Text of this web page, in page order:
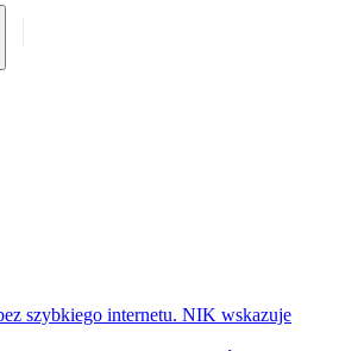
szybkiego internetu. NIK wskazuje